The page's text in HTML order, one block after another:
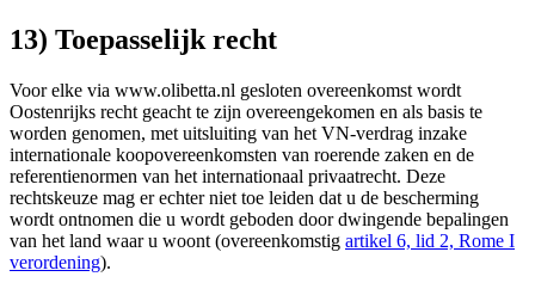
13) Toepasselijk recht
Voor elke via www.olibetta.nl gesloten overeenkomst wordt
Oostenrijks recht geacht te zijn overeengekomen en als basis te
worden genomen, met uitsluiting van het VN-verdrag inzake
internationale koopovereenkomsten van roerende zaken en de
referentienormen van het internationaal privaatrecht. Deze
rechtskeuze mag er echter niet toe leiden dat u de bescherming
wordt ontnomen die u wordt geboden door dwingende bepalingen
van het land waar u woont (overeenkomstig artikel 6, lid 2, Rome I
verordening).